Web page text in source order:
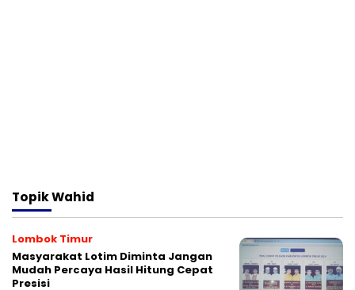
TopikWahid
Lombok Timur
Masyarakat Lotim Diminta Jangan
Mudah Percaya Hasil Hitung Cepat
Presisi